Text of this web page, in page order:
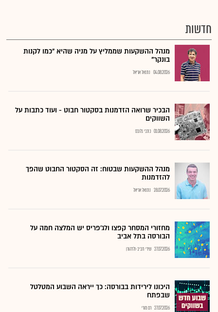
חדשות
מנהל ההשקעות שממליץ על מניה שהיא "כמו לקנות
בונקר"
04.08.2026 נתנאל אריאל
הבכיר שרואה הזדמנות בסקטור חבוט - ועוד כתבות על
השווקים
01.08.2026 כתבי גלובס
מנהל ההשקעות שבטוח: זה הסקטור החבוט שהפך
להזדמנות
28.07.2026 נתנאל אריאל
מחזורי המסחר קפצו ולג'פריס יש המלצה חמה על
הבורסה בתל אביב
27.07.2026 שירי חביב-ולדהורן
היכונו לירידות בבורסה: כך ייראה השבוע המטלטל
שבפתח
27.07.2026 רם מורי